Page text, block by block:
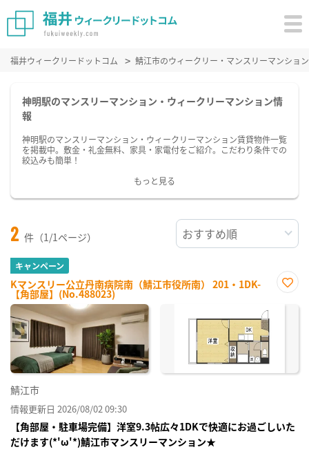
福井ウィークリードットコム 鯖江市のウィークリー・マンスリーマンショ
神明駅のマンスリーマンション・ウィークリーマンション情
報
神明駅のマンスリーマンション・ウィークリーマンション賃貸物件一覧
を掲載中。敷金・礼金無料、家具・家電付をご紹介。こだわり条件での
絞込みも簡単！
もっと見る
2 件（1/1ページ）
キャンペーン
Kマンスリー公立丹南病院南（鯖江市役所南） 201・1DK-
【角部屋】(No.488023)
に入
鯖江市
情報更新日 2026/08/02 09:30
【角部屋・駐車場完備】洋室9.3帖広々1DKで快適にお過ごしいた
だけます(*'ω'*)鯖江市マンスリーマンション★